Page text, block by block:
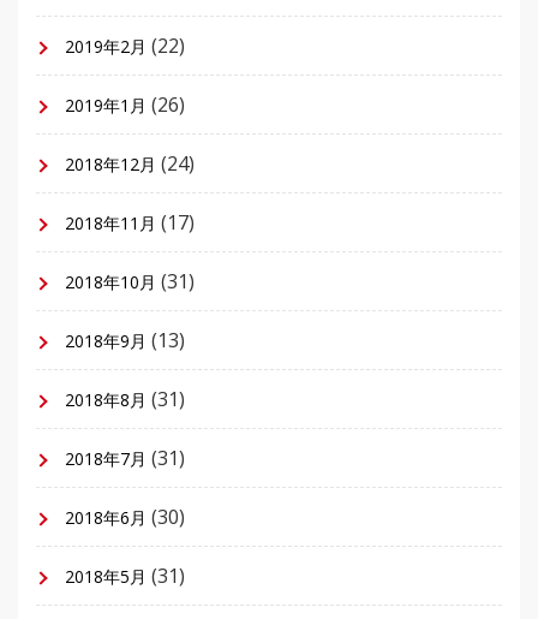
2019年2月 (22)
2019年1月 (26)
2018年12月 (24)
2018年11月 (17)
2018年10月 (31)
2018年9月 (13)
2018年8月 (31)
2018年7月 (31)
2018年6月 (30)
2018年5月 (31)